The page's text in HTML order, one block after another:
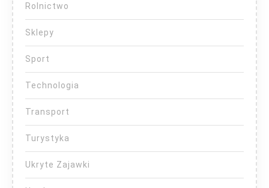
Rolnictwo
Sklepy
Sport
Technologia
Transport
Turystyka
Ukryte Zajawki